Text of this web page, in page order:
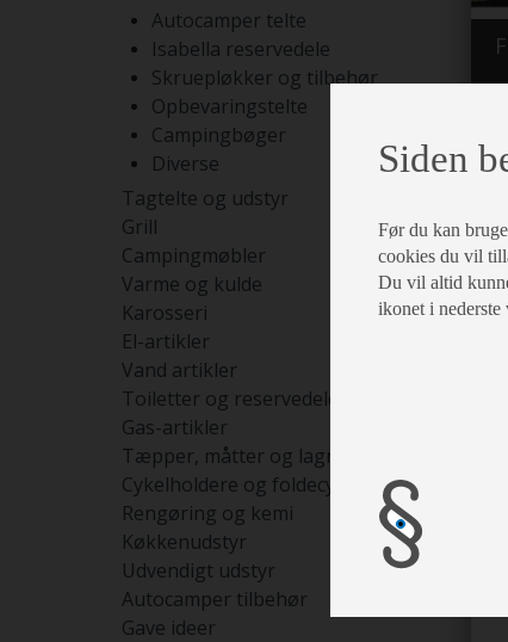
Autocamper telte
Isabella reservedele
Skruepløkker og tilbehør
Opbevaringstelte
Campingbøger
Diverse
Tagtelte og udstyr
Grill
Campingmøbler
Varme og kulde
Karosseri
El-artikler
Vand artikler
Toiletter og reservedele
Gas-artikler
Tæpper, måtter og lagner
Cykelholdere og foldecykler
Rengøring og kemi
Køkkenudstyr
Udvendigt udstyr
Autocamper tilbehør
Gave ideer
Siden
Før du kan
cookies du vil
Du vil altid
ikonet i nederste